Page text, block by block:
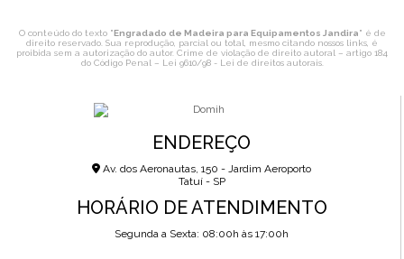
O conteúdo do texto "Engradado de Madeira para Equipamentos Jandira" é de
direito reservado. Sua reprodução, parcial ou total, mesmo citando nossos links, é
proibida sem a autorização do autor. Crime de violação de direito autoral – artigo 184
do Código Penal – Lei 9610/98 - Lei de direitos autorais.
ENDEREÇO
Av. dos Aeronautas, 150 - Jardim Aeroporto
Tatuí - SP
HORÁRIO DE ATENDIMENTO
Segunda a Sexta: 08:00h às 17:00h